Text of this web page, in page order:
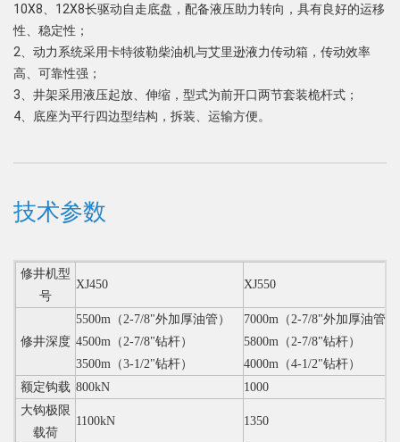
10X8、12X8长驱动自走底盘，配备液压助力转向，具有良好的运移
性、稳定性；
2、动力系统采用卡特彼勒柴油机与艾里逊液力传动箱，传动效率
高、可靠性强；
3、井架采用液压起放、伸缩，型式为前开口两节套装桅杆式；
4、底座为平行四边型结构，拆装、运输方便。
技术参数
修井机型
号
XJ450 XJ550
修井深度
5500m （2-7/8"外加厚油管）
4500m （2-7/8"钻杆）
3500m （3-1/2"钻杆）
7000m （2-7/8"外加厚油管）
5800m （2-7/8"钻杆）
4000m （4-1/2"钻杆）
额定钩载 800kN
1000
大钩极限
载荷
1100kN 1350